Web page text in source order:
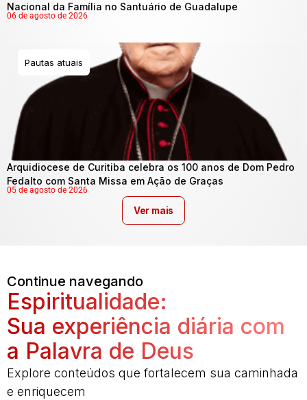
Nacional da Família no Santuário de Guadalupe
06 de agosto de 2026
Pautas atuais
Arquidiocese de Curitiba celebra os 100 anos de Dom Pedro
Fedalto com Santa Missa em Ação de Graças
05 de agosto de 2026
Ver mais
Continue navegando
Espiritualidade:
Sua experiência diária com
a Palavra de Deus
Explore conteúdos que fortalecem sua caminhada
e enriquecem